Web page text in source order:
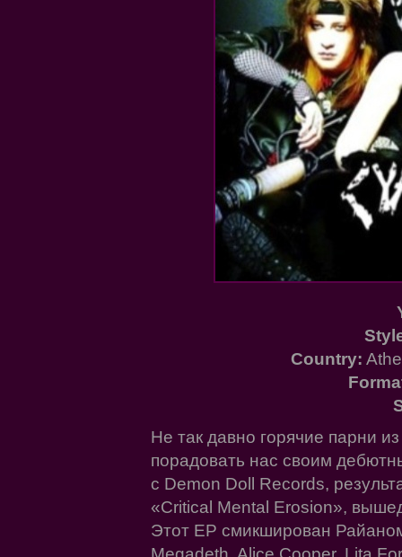
Country:
Не так давно горячие парни
порадовать нас своим
с Demon Doll Records,
«Critical Mental Erosion»,
Этот EP смикширован